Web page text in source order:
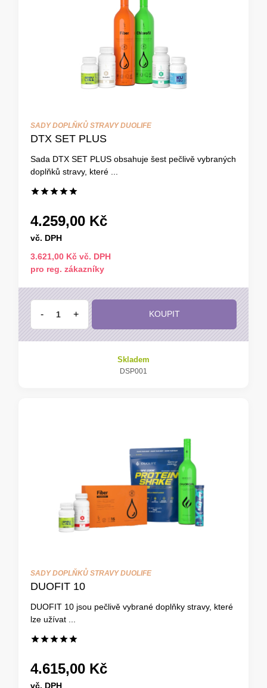
SADY DOPLŇKŮ STRAVY DUOLIFE
DTX SET PLUS
Sada DTX SET PLUS obsahuje šest pečlivě vybraných
doplňků stravy, které ...
4.259,00 Kč
vč. DPH
3.621,00 Kč vč. DPH
pro reg. zákazníky
- + KOUPIT
Skladem
DSP001
SADY DOPLŇKŮ STRAVY DUOLIFE
DUOFIT 10
DUOFIT 10 jsou pečlivě vybrané doplňky stravy, které
lze užívat ...
4.615,00 Kč
vč. DPH